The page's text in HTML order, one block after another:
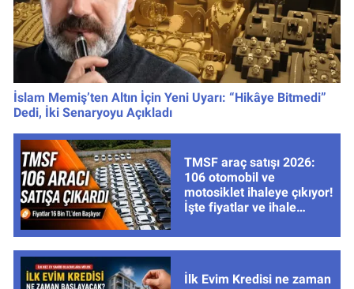
İslam Memiş’ten Altın İçin Yeni Uyarı: “Hikâye Bitmedi”
Dedi, İki Senaryoyu Açıkladı
TMSF araç satışı 2026:
106 otomobil ve
motosiklet ihaleye çıkıyor!
İşte fiyatlar ve ihale
İlk Evim Kredisi ne zaman